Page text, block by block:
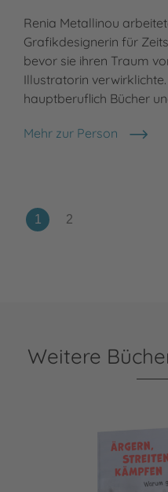
Renia Metallinou
Grafikdesignerin für
bevor sie ihren Traum
Illustratorin
hauptberuflich Bücher
Mehr zur Person
Renia Metallinou
Weitere